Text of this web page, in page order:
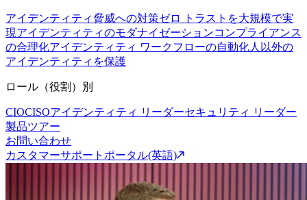
アイデンティティ脅威への対策ゼロ トラストを大規模で実
現アイデンティティのモダナイゼーションコンプライアンス
の合理化アイデンティティ ワークフローの自動化人以外の
アイデンティティを保護
ロール（役割）別
CIOCISOアイデンティティ リーダーセキュリティ リーダー
製品ツアー
お問い合わせ
カスタマーサポートポータル(英語)